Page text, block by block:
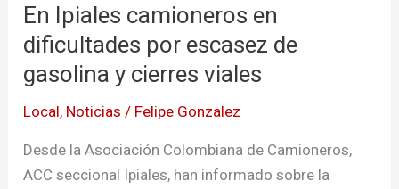
En Ipiales camioneros en
dificultades por escasez de
gasolina y cierres viales
Local, Noticias / Felipe Gonzalez
Desde la Asociación Colombiana de Camioneros,
ACC seccional Ipiales, han informado sobre la
camioneros
en
dificultades
por
escasez